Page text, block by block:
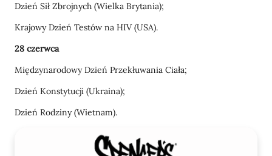
Dzień Sił Zbrojnych (Wielka Brytania);
Krajowy Dzień Testów na HIV (USA).
28 czerwca
Międzynarodowy Dzień Przekłuwania Ciała;
Dzień Konstytucji (Ukraina);
Dzień Rodziny (Wietnam).